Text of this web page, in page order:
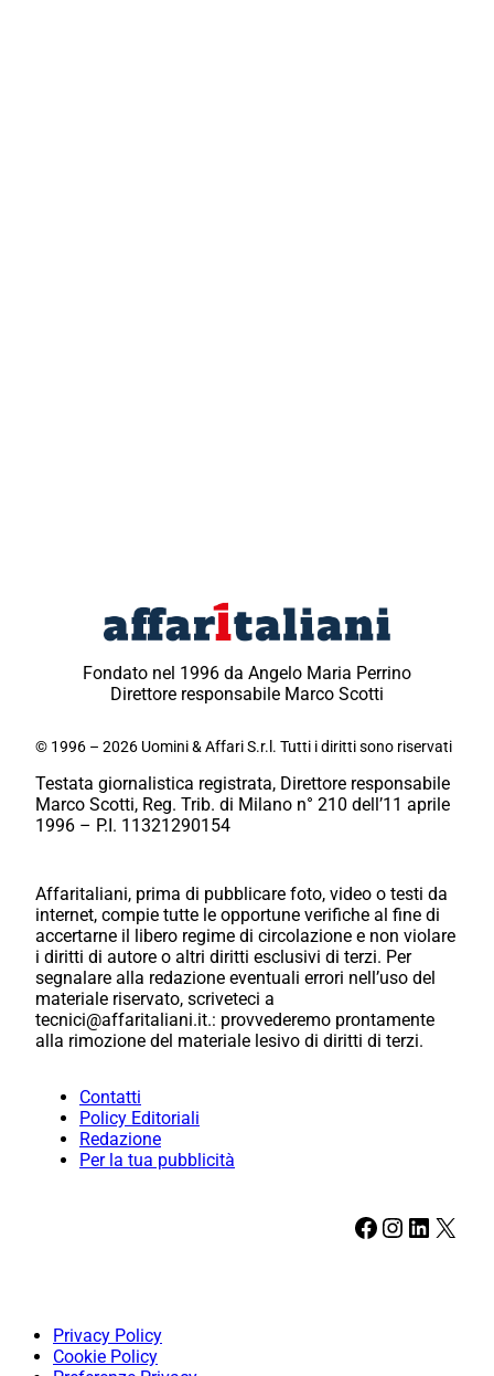
Fondato nel 1996 da Angelo Maria Perrino
Direttore responsabile Marco Scotti
© 1996 – 2026 Uomini & Affari S.r.l. Tutti i diritti sono riservati
Testata giornalistica registrata, Direttore responsabile
Marco Scotti, Reg. Trib. di Milano n° 210 dell’11 aprile
1996 – P.I. 11321290154
Affaritaliani, prima di pubblicare foto, video o testi da
internet, compie tutte le opportune verifiche al fine di
accertarne il libero regime di circolazione e non violare
i diritti di autore o altri diritti esclusivi di terzi. Per
segnalare alla redazione eventuali errori nell’uso del
materiale riservato, scriveteci a
tecnici@affaritaliani.it.: provvederemo prontamente
alla rimozione del materiale lesivo di diritti di terzi.
Contatti
Policy Editoriali
Redazione
Per la tua pubblicità
Facebook Instagram LinkedIn X
Privacy Policy
Cookie Policy